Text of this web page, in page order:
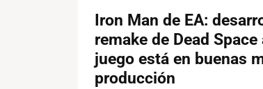
Iron Man de EA:
remake de Dead Space
juego está en buenas
producción